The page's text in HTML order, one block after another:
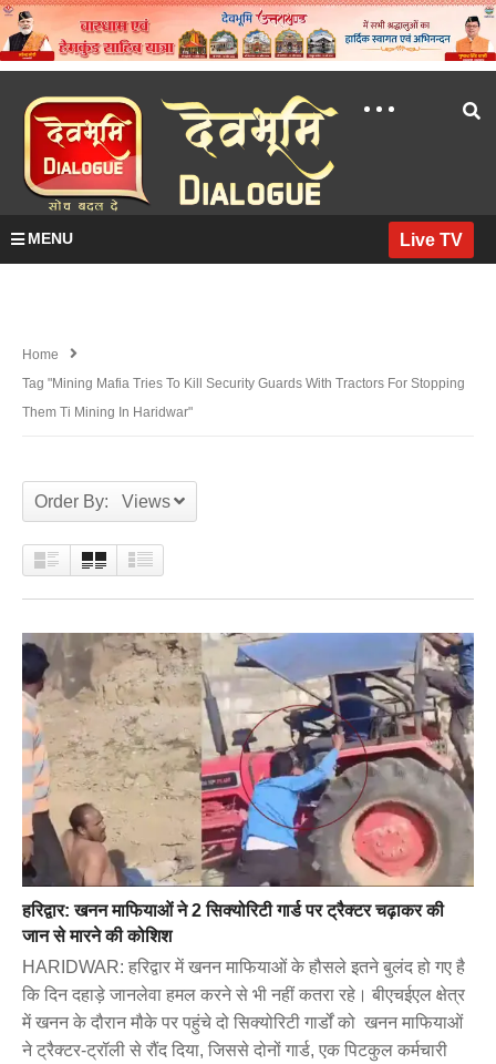
MENU Live TV
Home
Tag "mining Mafia Tries To Kill Security Guards With Tractors For Stopping
Them Ti Mining In Haridwar"
Order By: Views
हरिद्वार: खनन माफियाओं ने 2 सिक्योरिटी गार्ड पर ट्रैक्टर चढ़ाकर की
जान से मारने की कोशिश
HARIDWAR: हरिद्वार में खनन माफियाओं के हौसले इतने बुलंद हो गए है
कि दिन दहाड़े जानलेवा हमल करने से भी नहीं कतरा रहे। बीएचईएल क्षेत्र
में खनन के दौरान मौके पर पहुंचे दो सिक्योरिटी गार्डों को खनन माफियाओं
ने ट्रैक्टर-ट्रॉली से रौंद दिया, जिससे दोनों गार्ड, एक पिटकुल कर्मचारी